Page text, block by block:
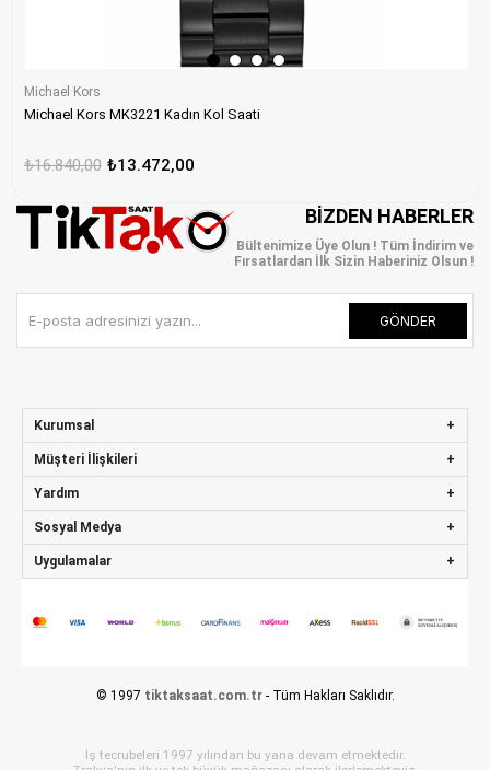
Michael Kors
Michael Kors MK3221 Kadın Kol Saati
₺13.472,00
₺16.840,00
BIZDEN HABERLER
Bültenimize Üye Olun ! Tüm İndirim ve
Fırsatlardan İlk Sizin Haberiniz Olsun !
GÖNDER
Kurumsal
Müşteri İlişkileri
Yardım
Sosyal Medya
Uygulamalar
© 1997 tiktaksaat.com.tr - Tüm Hakları Saklıdır.
İş tecrubeleri 1997 yılından bu yana devam etmektedir.